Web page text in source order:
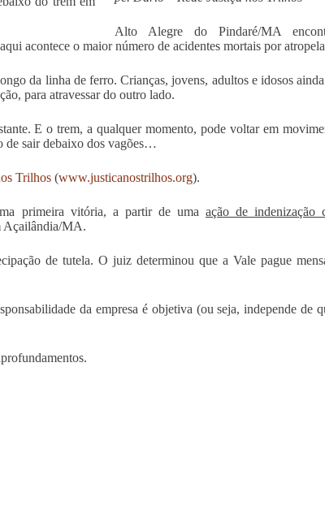
Alto Alegre do Pindaré/MA
acontece o maior número de acidentes mortais por
da linha de ferro. Crianças, jovens, adultos e idosos
para atravessar do outro lado.
E o trem, a qualquer momento, pode voltar em
de sair debaixo dos vagões…
Trilhos(www.justicanostrilhos.org).
primeira vitória, a partir de umaação de indenização
Açailândia/MA.
de tutela. O juiz determinou que a Vale pague
da empresa é objetiva (ou seja, independe de